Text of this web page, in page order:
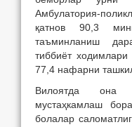
Амбулатория-
қатнов 90,3
таъминланиш
тиббиёт
77,4 нафарни
Вилоятда она
мустаҳкамлаш
болалар